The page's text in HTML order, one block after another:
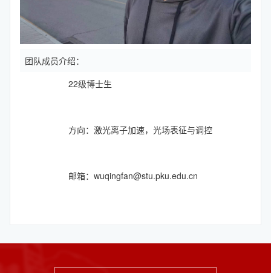
团队成员介绍：
22级博士生
方向：激光离子加速，光场表征与调控
邮箱：wuqingfan@stu.pku.edu.cn